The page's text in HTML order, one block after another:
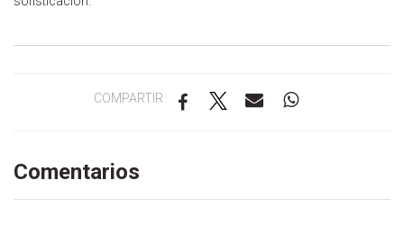
COMPARTIR
Comentarios